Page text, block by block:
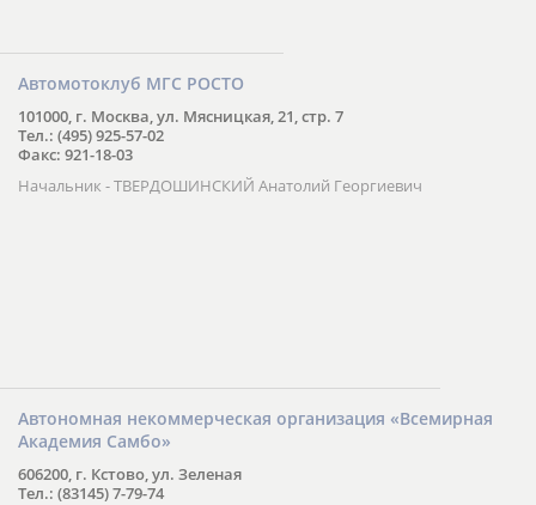
Автомотоклуб МГС РОСТО
101000, г. Москва, ул. Мясницкая, 21, стр. 7
Тел.: (495) 925-57-02
Факс: 921-18-03
Начальник - ТВЕРДОШИНСКИЙ Анатолий Георгиевич
Автономная некоммерческая организация «Всемирная
Академия Самбо»
606200, г. Кстово, ул. Зеленая
Тел.: (83145) 7-79-74